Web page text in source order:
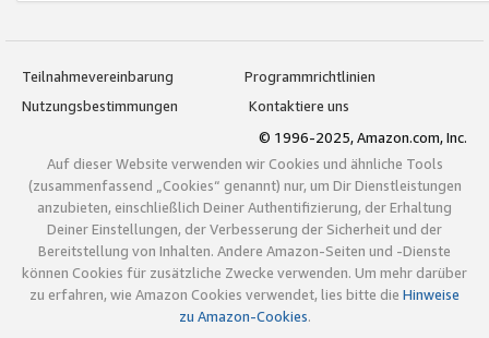
Teilnahmevereinbarung
Programmrichtlinien
Nutzungsbestimmungen
Kontaktiere uns
© 1996-2025, Amazon.com, Inc.
Auf dieser Website verwenden wir Cookies und ähnliche Tools
(zusammenfassend „Cookies“ genannt) nur, um Dir Dienstleistungen
anzubieten, einschließlich Deiner Authentifizierung, der Erhaltung
Deiner Einstellungen, der Verbesserung der Sicherheit und der
Bereitstellung von Inhalten. Andere Amazon-Seiten und -Dienste
können Cookies für zusätzliche Zwecke verwenden. Um mehr darüber
zu erfahren, wie Amazon Cookies verwendet, lies bitte die Hinweise
zu Amazon-Cookies.